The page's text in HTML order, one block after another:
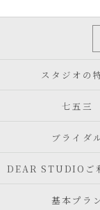
スタジオの
七五三
ブライダ
DEAR STUDIOご
基本プラン